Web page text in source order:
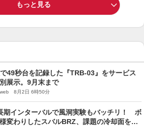
もっと見る
49秒台を記録した『TRB-03』をサービス
展示。9月末まで
web 8月2日 6時50分
期インターバルで風洞実験もバッチリ！ ボ
変わりしたスバルBRZ、課題の冷却面を対